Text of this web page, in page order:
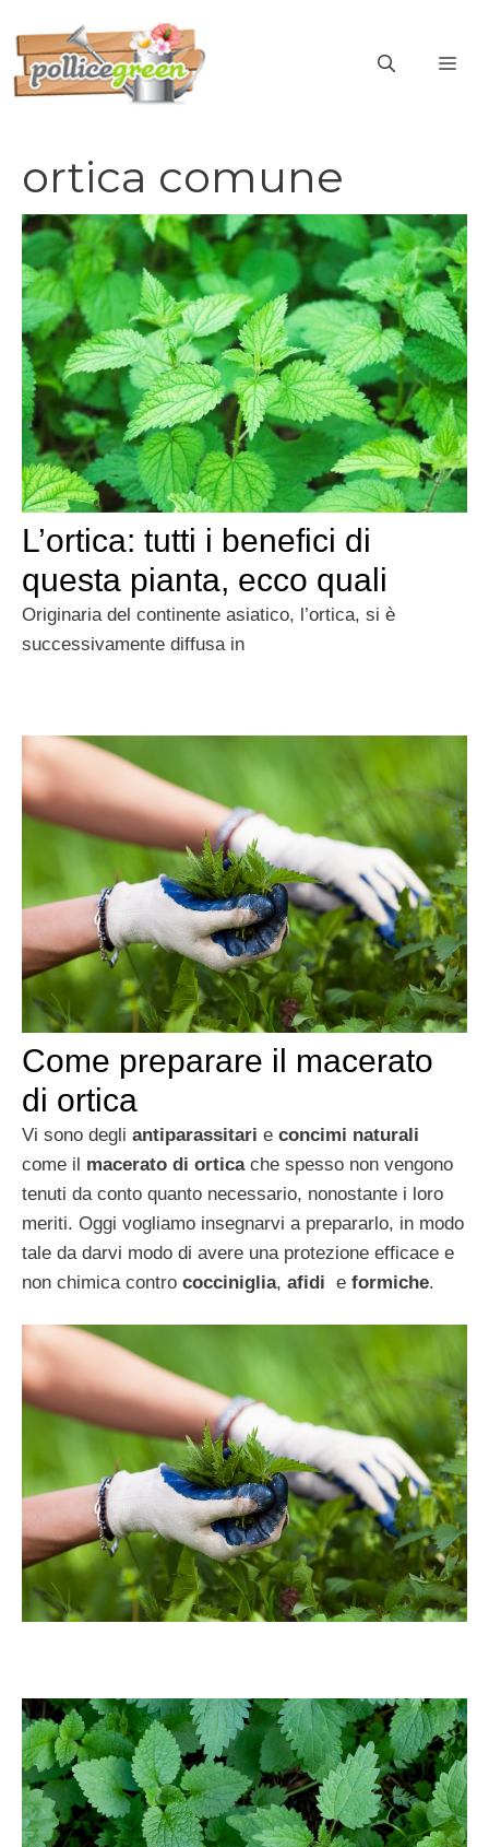
contenuto
ortica comune
L’ortica: tutti i benefici di
questa pianta, ecco quali
Originaria del continente asiatico, l’ortica, si è
successivamente diffusa in
Come preparare il macerato
di ortica
Vi sono degli antiparassitari e concimi naturali
come il macerato di orticache spesso non vengono
tenuti da conto quanto necessario, nonostante i loro
meriti. Oggi vogliamo insegnarvi a prepararlo, in modo
tale da darvi modo di avere una protezione efficace e
non chimica contro cocciniglia, afidi e formiche.